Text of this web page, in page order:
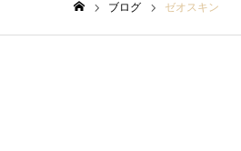
ブログ ゼオスキン